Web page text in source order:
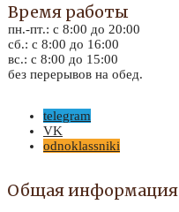
Время работы
пн.-пт.: с 8:00 до 20:00
сб.: с 8:00 до 16:00
вс.: с 8:00 до 15:00
без перерывов на обед.
telegram
VK
odnoklassniki
Общая информация